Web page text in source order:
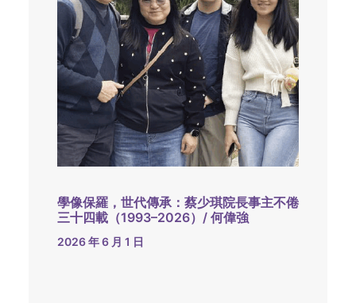
學像保羅，世代傳承：蔡少琪院長事主不倦
三十四載（1993–2026）/ 何偉強
2026 年 6 月 1 日